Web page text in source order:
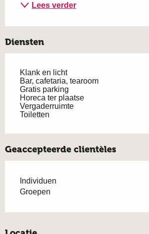
Lees verder
Diensten
Klank en licht
Bar, cafetaria, tearoom
Gratis parking
Horeca ter plaatse
Vergaderruimte
Toiletten
Geaccepteerde clientèles
Individuen
Groepen